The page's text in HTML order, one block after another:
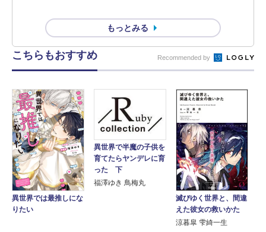
もっとみる
こちらもおすすめ Recommended by
異世界では最推しにな
りたい
異世界で半魔の子供を
育てたらヤンデレに育
った 下
福澤ゆき 鳥梅丸
滅びゆく世界と、間違
えた彼女の救いかた
涼暮皐 雫綺一生